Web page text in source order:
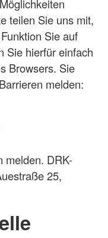
teilen Sie uns mit,
Sie auf
Sie hierfür einfach
Browsers. Sie
melden:
melden. DRK-
25,